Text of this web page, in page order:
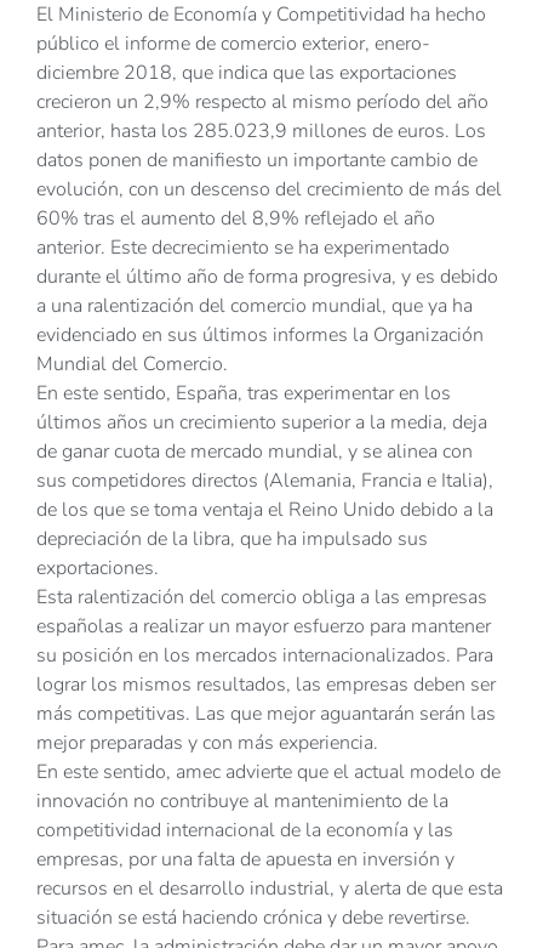
El Ministerio de Economía y Competitividad ha hecho
público el informe de comercio exterior, enero-
diciembre 2018, que indica que las exportaciones
crecieron un 2,9% respecto al mismo período del año
anterior, hasta los 285.023,9 millones de euros. Los
datos ponen de manifiesto un importante cambio de
evolución, con un descenso del crecimiento de más del
60% tras el aumento del 8,9% reflejado el año
anterior. Este decrecimiento se ha experimentado
durante el último año de forma progresiva, y es debido
a una ralentización del comercio mundial, que ya ha
evidenciado en sus últimos informes la Organización
Mundial del Comercio.
En este sentido, España, tras experimentar en los
últimos años un crecimiento superior a la media, deja
de ganar cuota de mercado mundial, y se alinea con
sus competidores directos (Alemania, Francia e Italia),
de los que se toma ventaja el Reino Unido debido a la
depreciación de la libra, que ha impulsado sus
exportaciones.
Esta ralentización del comercio obliga a las empresas
españolas a realizar un mayor esfuerzo para mantener
su posición en los mercados internacionalizados. Para
lograr los mismos resultados, las empresas deben ser
más competitivas. Las que mejor aguantarán serán las
mejor preparadas y con más experiencia.
En este sentido, amec advierte que el actual modelo de
innovación no contribuye al mantenimiento de la
competitividad internacional de la economía y las
empresas, por una falta de apuesta en inversión y
recursos en el desarrollo industrial, y alerta de que esta
situación se está haciendo crónica y debe revertirse.